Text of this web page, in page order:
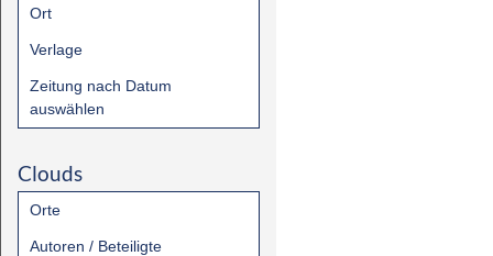
Ort
Verlage
Zeitung nach Datum
auswählen
Clouds
Orte
Autoren / Beteiligte